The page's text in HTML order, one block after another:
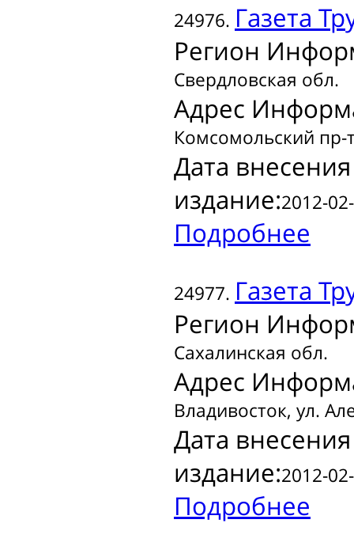
24976. Газета
Регион
Свердловская обл.
Адрес
Комсомольский пр-
Дата
издание:2012-
Подробнее
24977. Газета
Регион
Сахалинская обл.
Адрес
Владивосток, ул.
Дата
издание:2012-
Подробнее